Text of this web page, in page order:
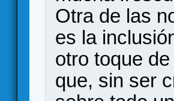
Otra de las
es la
otro toque
que, sin ser